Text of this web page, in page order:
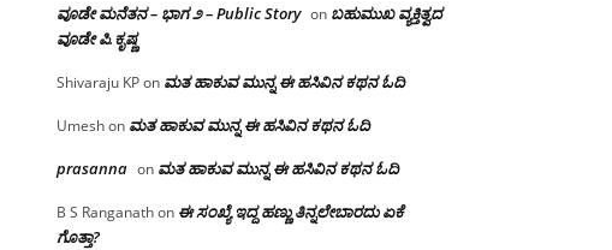
ವೂಡೇ ಮನೆತನ – ಭಾಗ ೨ – Public Story on ಬಹುಮುಖ ವ್ಯಕ್ತಿತ್ವದ
ವೂಡೇ ಪಿ.ಕೃಷ್ಣ
Shivaraju KPon ಮತ ಹಾಕುವ ಮುನ್ನ ಈ ಹಸಿವಿನ ಕಥನ ಓದಿ
Umeshon ಮತ ಹಾಕುವ ಮುನ್ನ ಈ ಹಸಿವಿನ ಕಥನ ಓದಿ
prasanna on ಮತ ಹಾಕುವ ಮುನ್ನ ಈ ಹಸಿವಿನ ಕಥನ ಓದಿ
B S Ranganathon ಈ ಸಂಖ್ಯೆ ಇದ್ದ ಹಣ್ಣು ತಿನ್ನಲೇಬಾರದು ಏಕೆ
ಗೊತ್ತಾ?